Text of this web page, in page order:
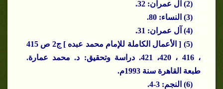
(2)
آل عمران: 32.
(3)
النساء: 80.
(4)
آل عمران: 31.
(5) [ الأعمال الكاملة للإمام محمد عبده ] ج2 ص 415
، 416 ، 420، 421.
دراسة وتحقيق: د. محمد عمارة.
طبعة القاهرة سنة 1993م.
(6)
النجم: 3-4.